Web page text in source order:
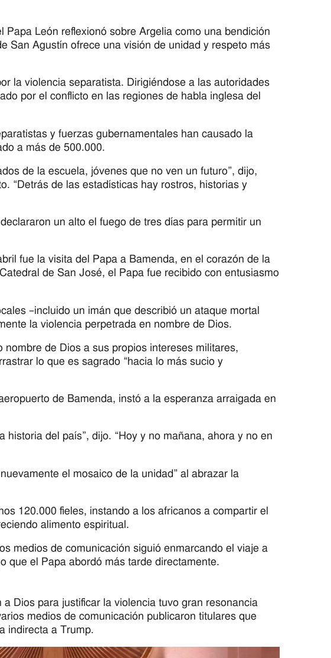
Papa León reflexionó sobre Argelia como una bendición
San Agustín ofrece una visión de unidad y respeto más
la violencia separatista. Dirigiéndose a las autoridades
por el conflicto en las regiones de habla inglesa del
y fuerzas gubernamentales han causado la
a más de 500.000.
de la escuela, jóvenes que no ven un futuro”, dijo,
“Detrás de las estadísticas hay rostros, historias y
un alto el fuego de tres días para permitir un
fue la visita del Papa a Bamenda, en el corazón de la
de San José, el Papa fue recibido con entusiasmo
–incluido un imán que describió un ataque mortal
la violencia perpetrada en nombre de Dios.
de Dios a sus propios intereses militares,
lo que es sagrado “hacia lo más sucio y
de Bamenda, instó a la esperanza arraigada en
historia del país”, dijo. “Hoy y no mañana, ahora y no en
el mosaico de la unidad” al abrazar la
120.000 fieles, instando a los africanos a compartir el
alimento espiritual.
medios de comunicación siguió enmarcando el viaje a
que el Papa abordó más tarde directamente.
Dios para justificar la violencia tuvo gran resonancia
medios de comunicación publicaron titulares que
indirecta a Trump.